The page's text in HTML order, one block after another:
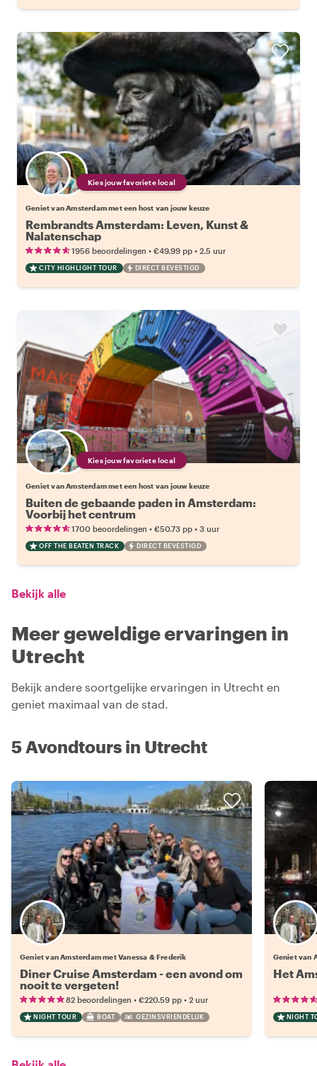
Kies jouw favoriete local
Geniet van Amsterdam met een host van jouw keuze
Rembrandts Amsterdam: Leven, Kunst &
Nalatenschap
1956 beoordelingen • €49.99 pp • 2.5 uur
CITY HIGHLIGHT TOUR DIRECT BEVESTIGD
Kies jouw favoriete local
Geniet van Amsterdam met een host van jouw keuze
Buiten de gebaande paden in Amsterdam:
Voorbij het centrum
1700 beoordelingen • €50.73 pp • 3 uur
OFF THE BEATEN TRACK DIRECT BEVESTIGD
Bekijk alle
Meer geweldige ervaringen in
Utrecht
Bekijk andere soortgelijke ervaringen in Utrecht en
geniet maximaal van de stad.
5 Avondtours in Utrecht
Geniet van Amsterdam met Vanessa & Frederik
Diner Cruise Amsterdam - een avond om
nooit te vergeten!
82 beoordelingen • €220.59 pp • 2 uur
NIGHT TOUR BOAT GEZINSVRIENDELIJK
Geniet van
Het
NIGHT